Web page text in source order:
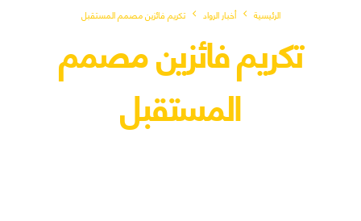
الرئيسية أخبار الرواد تكريم فائزين مصمم المستقبل
تكريم فائزين مصمم
المستقبل